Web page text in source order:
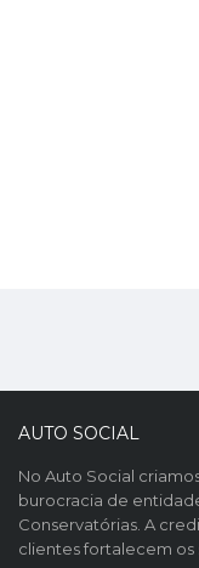
AUTO SOCIAL
No Auto Social
burocracia de
Conservatórias. A
clientes fortalecem